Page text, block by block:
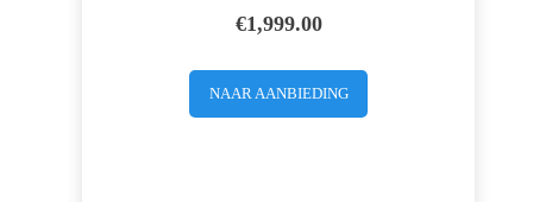
€1,999.00
NAAR AANBIEDING